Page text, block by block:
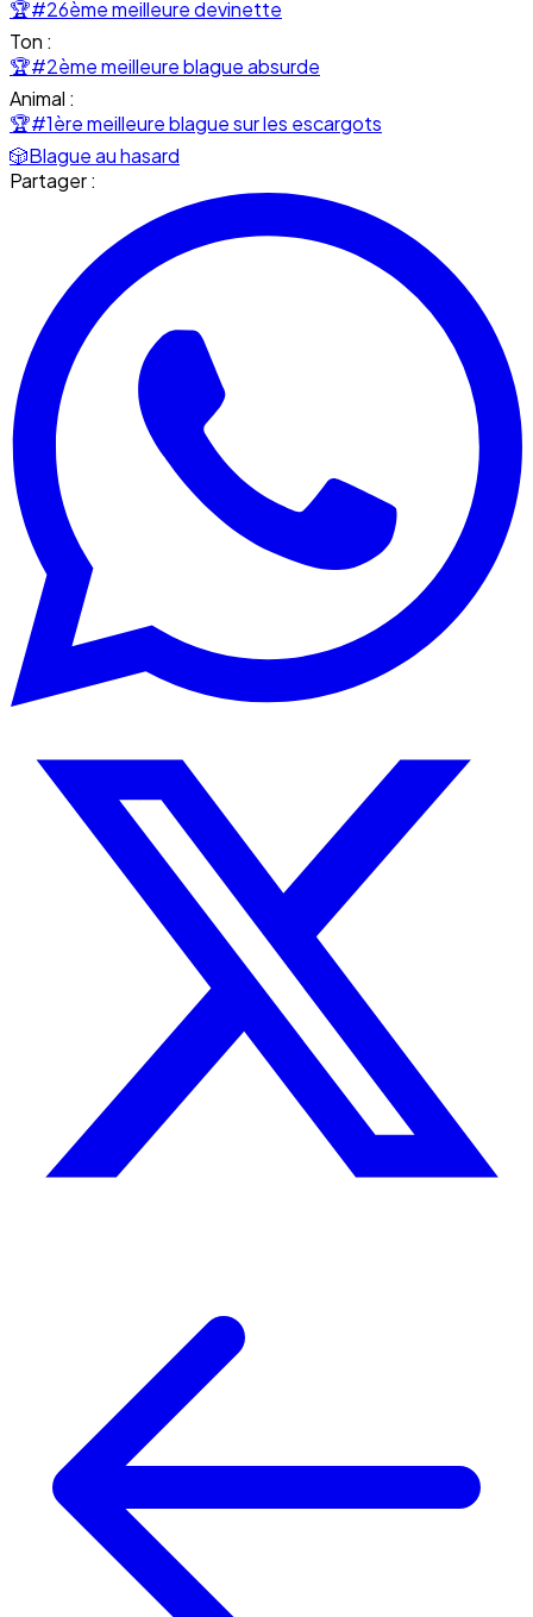
🏆#26ème meilleure devinette
Ton :
🏆#2ème meilleure blague absurde
Animal :
🏆#1ère meilleure blague sur les escargots
🎲Blague au hasard
Partager :